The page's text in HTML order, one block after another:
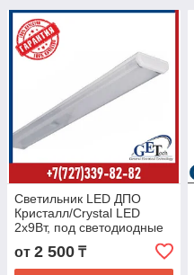
Светильник LED ДПО
Кристалл/Crystal LED
2х9Вт, под светодиодные
(Аналог ЛПО 2х18)
от 2 500 ₸